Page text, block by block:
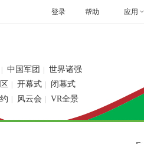
帮助 应用
登录
中国军团 世界诸强
开幕式 闭幕式
风云会 VR全景